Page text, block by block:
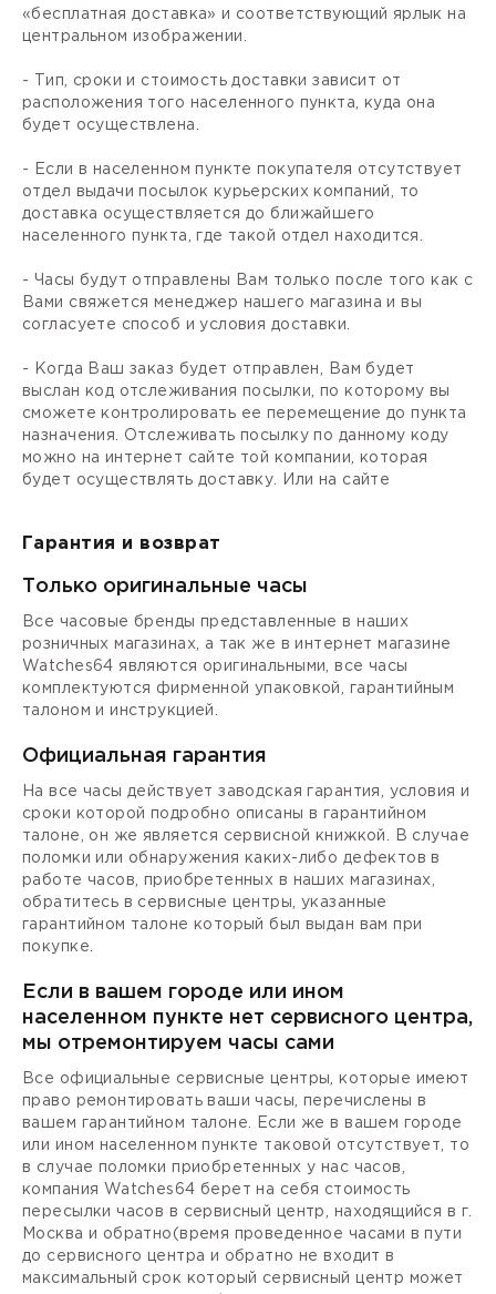
«бесплатная доставка» и соответствующий ярлык на
центральном изображении.
- Тип, сроки и стоимость доставки зависит от
расположения того населенного пункта, куда она
будет осуществлена.
- Если в населенном пункте покупателя отсутствует
отдел выдачи посылок курьерских компаний, то
доставка осуществляется до ближайшего
населенного пункта, где такой отдел находится.
- Часы будут отправлены Вам только после того как с
Вами свяжется менеджер нашего магазина и вы
согласуете способ и условия доставки.
- Когда Ваш заказ будет отправлен, Вам будет
выслан код отслеживания посылки, по которому вы
сможете контролировать ее перемещение до пункта
назначения. Отслеживать посылку по данному коду
можно на интернет сайте той компании, которая
будет осуществлять доставку. Или на сайте
Гарантия и возврат
Только оригинальные часы
Все часовые бренды представленные в наших
розничных магазинах, а так же в интернет магазине
Watches64 являются оригинальными, все часы
комплектуются фирменной упаковкой, гарантийным
талоном и инструкцией.
Официальная гарантия
На все часы действует заводская гарантия, условия и
сроки которой подробно описаны в гарантийном
талоне, он же является сервисной книжкой. В случае
поломки или обнаружения каких-либо дефектов в
работе часов, приобретенных в наших магазинах,
обратитесь в сервисные центры, указанные
гарантийном талоне который был выдан вам при
покупке.
Если в вашем городе или ином
населенном пункте нет сервисного центра,
мы отремонтируем часы сами
Все официальные сервисные центры, которые имеют
право ремонтировать ваши часы, перечислены в
вашем гарантийном талоне. Если же в вашем городе
или ином населенном пункте таковой отсутствует, то
в случае поломки приобретенных у нас часов,
компания Watches64 берет на себя стоимость
пересылки часов в сервисный центр, находящийся в г.
Москва и обратно(время проведенное часами в пути
до сервисного центра и обратно не входит в
максимальный срок который сервисный центр может